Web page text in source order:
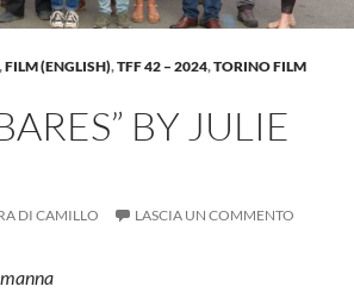
,FILM (ENGLISH),TFF 42 – 2024,TORINO FILM
BY JULIE
DI CAMILLO LASCIA UN COMMENTO